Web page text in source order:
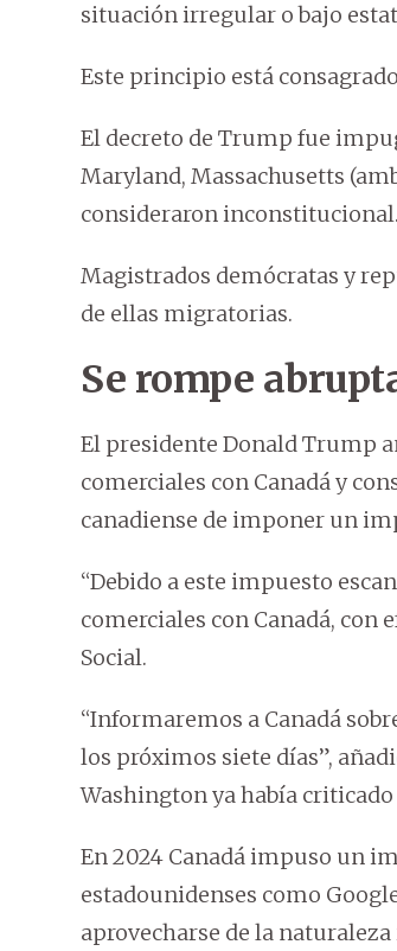
situación irregular o bajo
Este principio está
El decreto de Trump fue
Maryland, Massachusetts
consideraron inconstitucional.
Magistrados demócratas y
de ellas migratorias.
Se rompe
El presidente Donald Trump
comerciales con Canadá y
canadiense de imponer un
“Debido a este impuesto
comerciales con Canadá,
Social.
“Informaremos a Canadá
los próximos siete días”,
Washington ya había
En 2024 Canadá impuso un
estadounidenses como
aprovecharse de la